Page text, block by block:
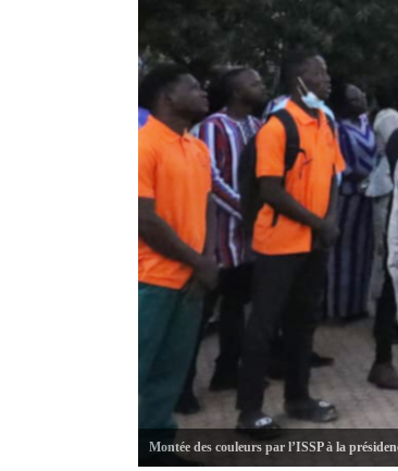
Montée des couleurs par l’ISSP à la